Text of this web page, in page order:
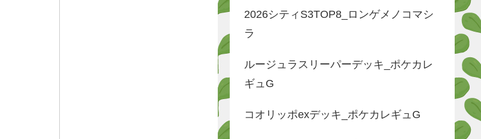
2026シティS3TOP8_ロンゲメノコマシ
ラ
ルージュラスリーパーデッキ_ポケカレ
ギュG
コオリッポexデッキ_ポケカレギュG